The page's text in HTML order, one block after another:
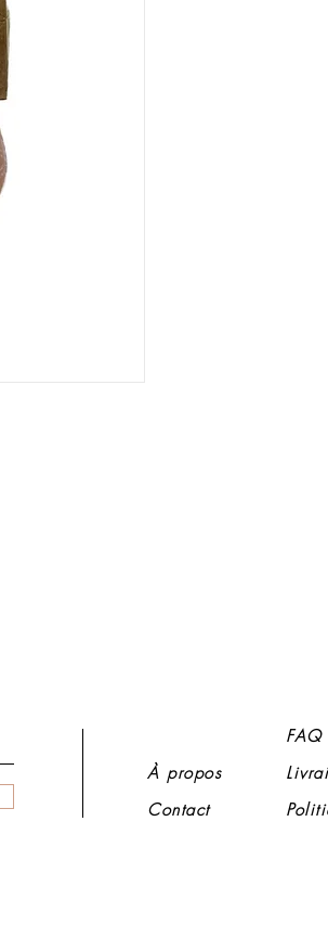
À propos
Contact
FAQ